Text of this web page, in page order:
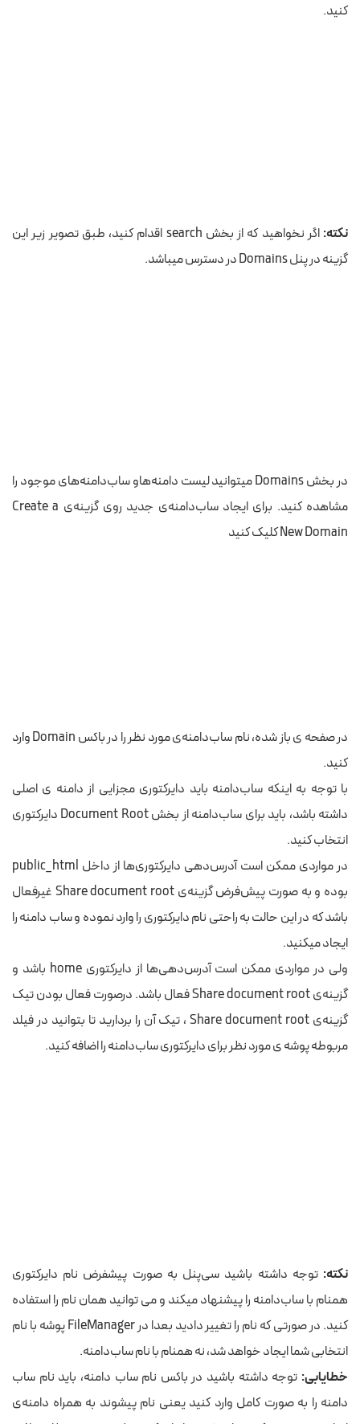
کنید.
نکته:
اگر نخواهید که از بخش search اقدام کنید، طبق تصویر زیر این
گزینه در پنل Domains در دسترس میباشد.
در بخش Domains میتوانید لیست دامنه‌هاو ساب‌دامنه‌های موجود را
مشاهده کنید. برای ایجاد ساب‌دامنه‌ی جدید روی گزینه‌ی Create a
New Domain کلیک کنید
در صفحه ی باز شده، نام ساب‌دامنه‌ی مورد نظر را در باکس Domain وارد
کنید.
با توجه به اینکه ساب‌دامنه باید دایرکتوری مجزایی از دامنه ی اصلی
داشته باشد، باید برای ساب‌دامنه از بخش Document Root دایرکتوری
انتخاب کنید.
در مواردی ممکن است آدرس‌دهی دایرکتوری‌ها از داخل public_html
بوده و به صورت پیش‌فرض گزینه‌ی Share document root غیرفعال
باشد که در این حالت به راحتی نام دایرکتوری را وارد نموده و ساب دامنه را
ایجاد میکنید.
ولی در مواردی ممکن است آدر‌س‌دهی‌ها از دایرکتوری home باشد و
گزینه‌ی Share document root فعال باشد. درصورت فعال بودن تیک
گزینه‌ی Share document root ، تیک آن را بردارید تا بتوانید در فیلد
مربوطه پوشه ی مورد نظر برای دایرکتوری ساب‌دامنه را اضافه کنید.
نکته:توجه داشته باشید سی‌پنل به صورت پیشفرض نام دایرکتوری
همنام با ساب‌دامنه را پیشنهاد میکند و می توانید همان نام را استفاده
کنید. در صورتی که نام را تغییر دادید بعدا در FileManager پوشه با نام
انتخابی شما ایجاد خواهد شد، نه همنام با نام ساب‌دامنه.
خطایابی: توجه داشته باشید در باکس نام ساب دامنه، باید نام ساب
دامنه را به صورت کامل وارد کنید یعنی نام پیشوند به همراه دامنه‌ی